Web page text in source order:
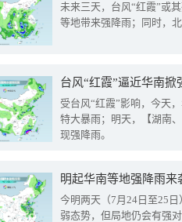
未来三天，台风“红霞”或
等地带来强降雨；同时，
台风“红霞”逼近华南
受台风“红霞”影响，今天
特大暴雨；明天，【湖南
现强降雨。
明起华南等地强降雨
今明两天（7月24日至25
弱态势，但局地仍会有强